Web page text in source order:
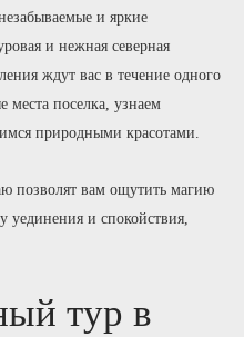
и яркие
и нежная северная
ждут вас в течение одного
поселка, узнаем
природными красотами.
позволят вам ощутить магию
уединения и спокойствия,
тур в